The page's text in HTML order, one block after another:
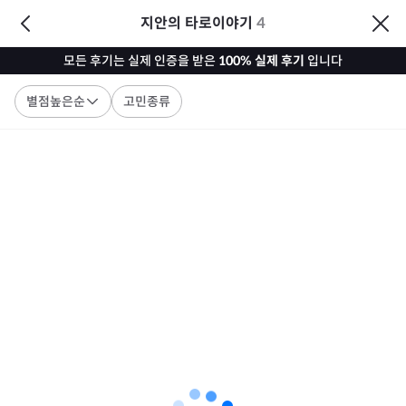
지안의 타로이야기 4
모든 후기는 실제 인증을 받은 100% 실제 후기 입니다
별점높은순 고민종류